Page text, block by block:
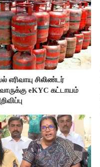
எரிவாயு சிலிண்டர்
eKYC கட்டாயம்